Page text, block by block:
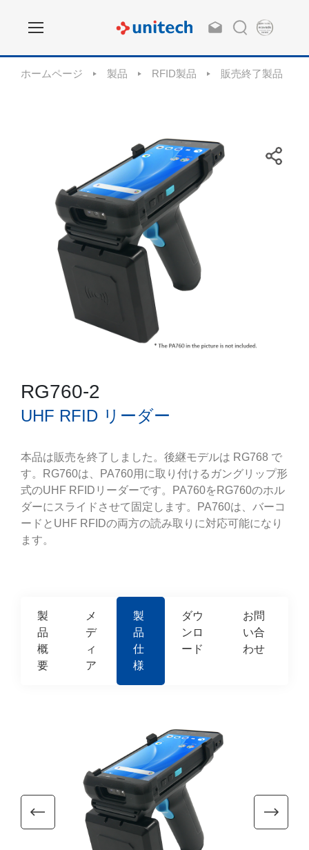
ホームページ 製品 RFID製品 販売終了製品
RG760-2
UHF RFID リーダー
本品は販売を終了しました。後継モデルは RG768 で
す。RG760は、PA760用に取り付けるガングリップ形
式のUHF RFIDリーダーです。PA760をRG760のホル
ダーにスライドさせて固定します。PA760は、バーコ
ードとUHF RFIDの両方の読み取りに対応可能になり
ます。
製
品
概
要
メ
デ
ィ
ア
製
品
仕
様
ダウ
ンロ
ード
お問
い合
わせ